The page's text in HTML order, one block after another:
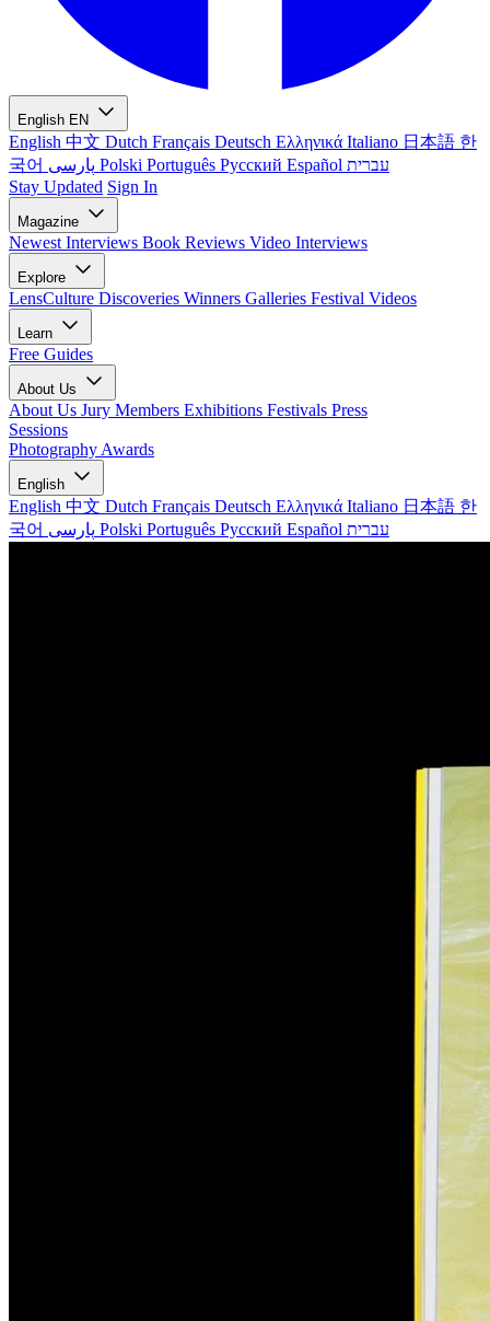
English EN
English 中文 Dutch Français Deutsch Ελληνικά Italiano 日本語 한
국어
Polski Português Русский Español עברית
Stay Updated Sign In
Magazine
Newest Interviews Book Reviews Video Interviews
Explore
LensCulture Discoveries Winners Galleries Festival Videos
Learn
Free Guides
About Us
About Us Jury Members Exhibitions Festivals Press
Sessions
Photography Awards
English
English 中文 Dutch Français Deutsch Ελληνικά Italiano 日本語 한
국어
Polski Português Русский Español עברית